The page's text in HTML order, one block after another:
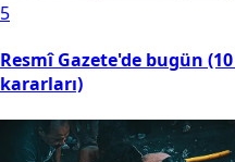
5
Resmî Gazete'de bugün
kararları)